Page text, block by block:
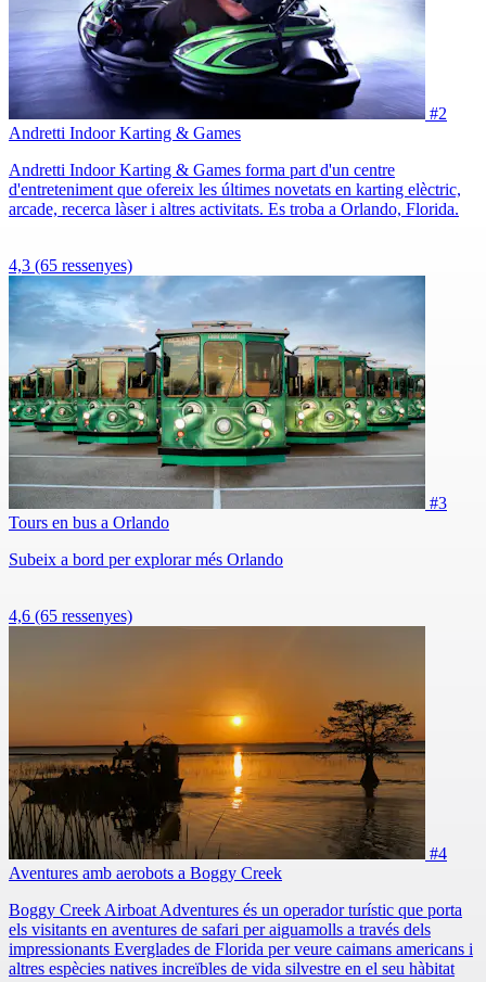
#2
Andretti Indoor Karting & Games
Andretti Indoor Karting & Games forma part d'un centre
d'entreteniment que ofereix les últimes novetats en karting elèctric,
arcade, recerca làser i altres activitats. Es troba a Orlando, Florida.
4,3 (65 ressenyes)
#3
Tours en bus a Orlando
Subeix a bord per explorar més Orlando
4,6 (65 ressenyes)
#4
Aventures amb aerobots a Boggy Creek
Boggy Creek Airboat Adventures és un operador turístic que porta
els visitants en aventures de safari per aiguamolls a través dels
impressionants Everglades de Florida per veure caimans americans i
altres espècies natives increïbles de vida silvestre en el seu hàbitat